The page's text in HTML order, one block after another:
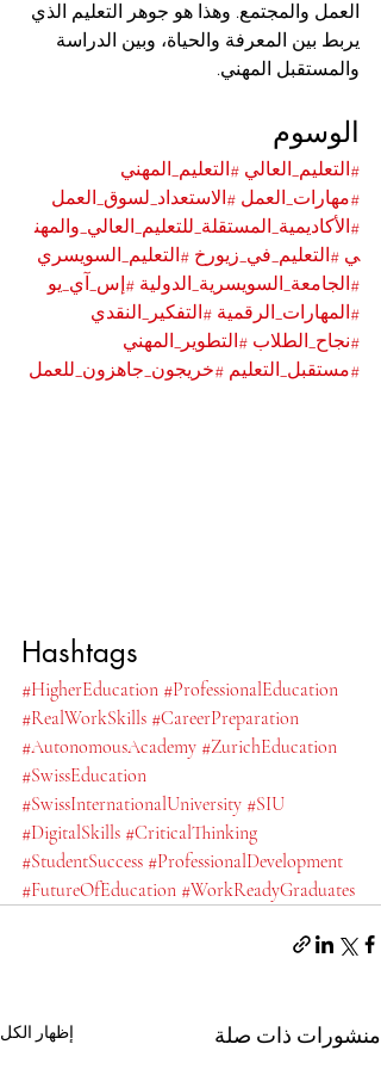
العمل والمجتمع. وهذا هو جوهر التعليم الذي
يربط بين المعرفة والحياة، وبين الدراسة
والمستقبل المهني.
الوسوم
#التعليم_العالي #التعليم_المهني
#مهارات_العمل #الاستعداد_لسوق_العمل
#الأكاديمية_المستقلة_للتعليم_العالي_والمهن
ي #التعليم_في_زيورخ #التعليم_السويسري
#الجامعة_السويسرية_الدولية #إس_آي_يو
#المهارات_الرقمية #التفكير_النقدي
#نجاح_الطلاب #التطوير_المهني
#مستقبل_التعليم #خريجون_جاهزون_للعمل
Hashtags
#HigherEducation #ProfessionalEducation
#RealWorkSkills #CareerPreparation
#AutonomousAcademy #ZurichEducation
#SwissEducation
#SwissInternationalUniversity #SIU
#DigitalSkills #CriticalThinking
#StudentSuccess #ProfessionalDevelopment
#FutureOfEducation #WorkReadyGraduates
منشورات ذات صلة إظهار الكل